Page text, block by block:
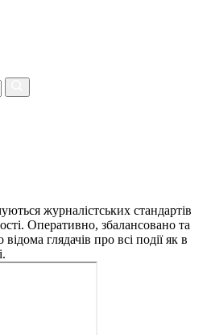
журналістських стандартів
Оперативно, збалансовано та
глядачів про всі події як в